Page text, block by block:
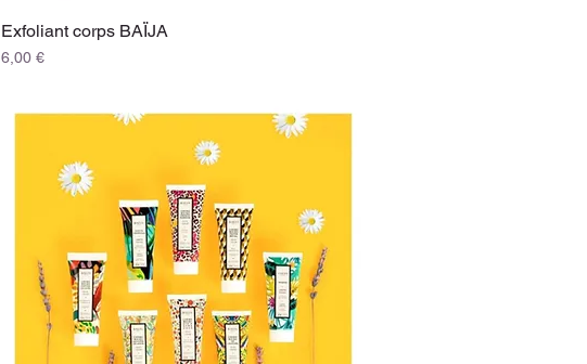
Exfoliant corps BAÏJA
Prix
6,00 €